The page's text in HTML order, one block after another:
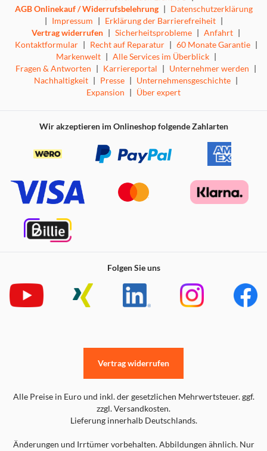
AGB Onlinekauf / Widerrufsbelehrung | Datenschutzerklärung
| Impressum | Erklärung der Barrierefreiheit |
Vertrag widerrufen | Sicherheitsprobleme | Anfahrt |
Kontaktformular | Recht auf Reparatur | 60 Monate Garantie |
Markenwelt | Alle Services im Überblick |
Fragen & Antworten | Karriereportal | Unternehmer werden |
Nachhaltigkeit | Presse | Unternehmensgeschichte |
Expansion | Über expert
Wir akzeptieren im Onlineshop folgende Zahlarten
Folgen Sie uns
Alle Preise in Euro und inkl. der gesetzlichen Mehrwertsteuer. ggf.
zzgl. Versandkosten.
Lieferung innerhalb Deutschlands.
Änderungen und Irrtümer vorbehalten. Abbildungen ähnlich. Nur
Vertrag widerrufen